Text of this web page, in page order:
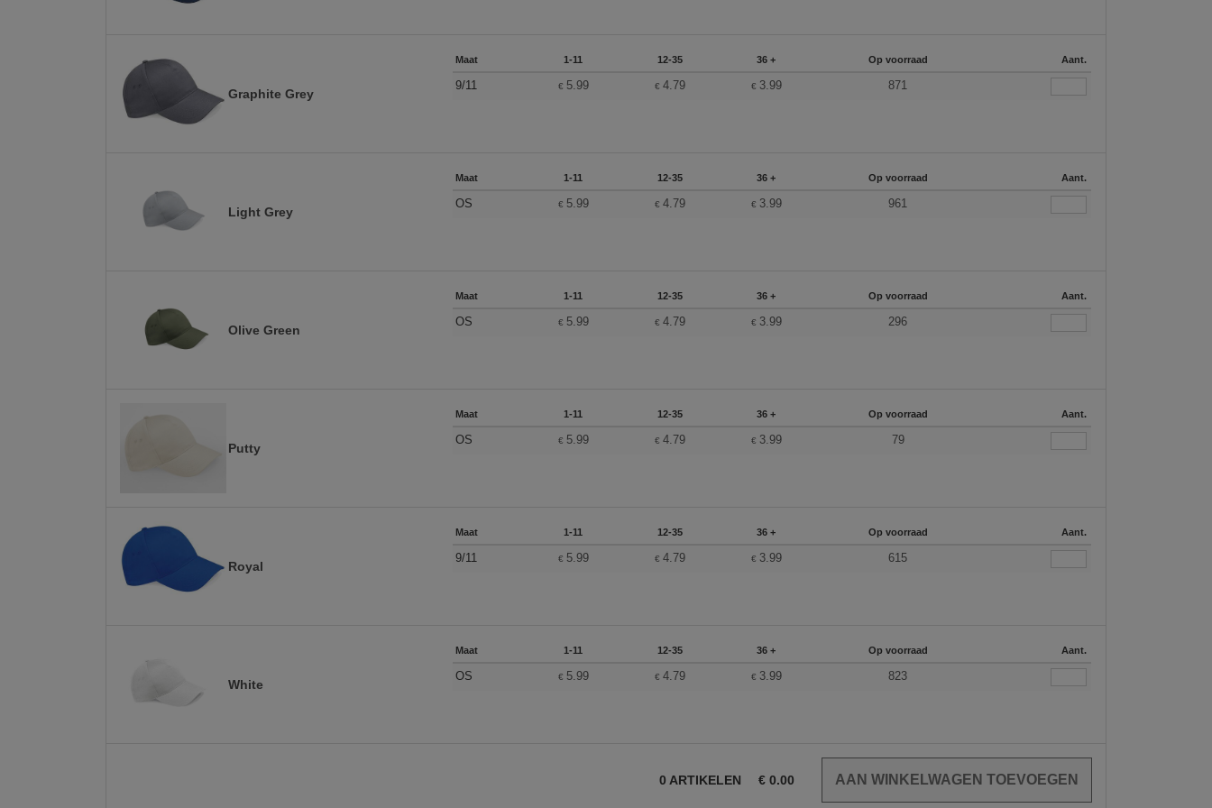
Graphite Grey
Maat 1-11 12-35 36 + Op voorraad Aant.
9/11 € 5.99 € 4.79 € 3.99 871
Light Grey
Maat 1-11 12-35 36 + Op voorraad Aant.
OS € 5.99 € 4.79 € 3.99 961
Olive Green
Maat 1-11 12-35 36 + Op voorraad Aant.
OS € 5.99 € 4.79 € 3.99 296
Putty
Maat 1-11 12-35 36 + Op voorraad Aant.
OS € 5.99 € 4.79 € 3.99 79
Royal
Maat 1-11 12-35 36 + Op voorraad Aant.
9/11 € 5.99 € 4.79 € 3.99 615
White
Maat 1-11 12-35 36 + Op voorraad Aant.
OS € 5.99 € 4.79 € 3.99 823
0 ARTIKELEN € 0.00